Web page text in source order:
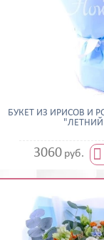
БУКЕТ ИЗ ИРИСОВ И
3060 руб. 